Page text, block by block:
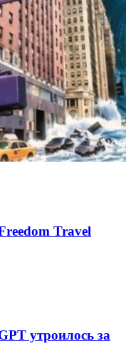
Travel
утроилось за